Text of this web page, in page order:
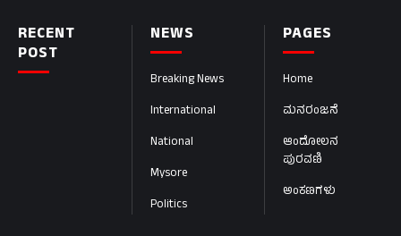
PAGES
Home
ಮನರಂಜನೆ
ಆಂದೋಲನ
ಪುರವಣಿ
ಅಂಕಣಗಳು
NEWS
Breaking News
International
National
Mysore
Politics
RECENT
POST